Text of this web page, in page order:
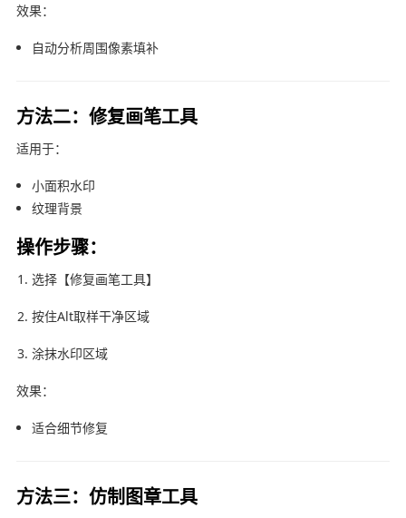
效果：
自动分析周围像素填补
方法二：修复画笔工具
适用于：
小面积水印
纹理背景
操作步骤：
选择【修复画笔工具】
按住Alt取样干净区域
涂抹水印区域
效果：
适合细节修复
方法三：仿制图章工具